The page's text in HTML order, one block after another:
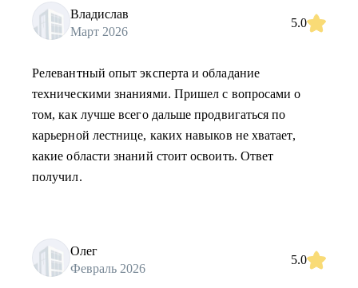
Владислав
Март 2026
5.0
Релевантный опыт эксперта и обладание
техническими знаниями. Пришел с вопросами о
том, как лучше всего дальше продвигаться по
карьерной лестнице, каких навыков не хватает,
какие области знаний стоит освоить. Ответ
получил.
Олег
Февраль 2026
5.0